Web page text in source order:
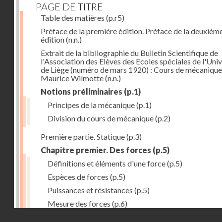
PAGE DE TITRE
Table des matières (p.r5)
Préface de la première édition. Préface de la
édition(n.n.)
Extrait de la bibliographie du Bulletin Scientifique de
l'Association des Elèves des Ecoles spéciales de
de Liège (numéro de mars 1920) : Cours de
Maurice Wilmotte(n.n.)
Notions préliminaires (p.1)
Principes de la mécanique(p.1)
Division du cours de mécanique(p.2)
Première partie. Statique(p.3)
Chapitre premier. Des forces (p.5)
Définitions et éléments d'une force(p.5)
Espèces de forces (p.5)
Puissances et résistances (p.5)
Mesure des forces (p.6)